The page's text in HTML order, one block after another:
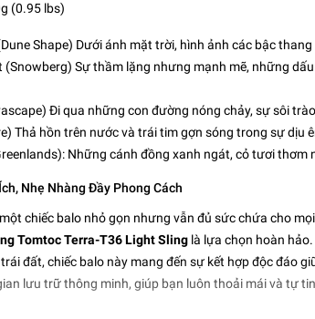
(0.95 lbs)
Shape) Dưới ánh mặt trời, hình ảnh các bậc
Sự thầm lặng nhưng mạnh mẽ, những
Đi qua những con đường nóng chảy, sự sôi
Thả hồn trên nước và trái tim gợn sóng trong sự dịu
Những cánh đồng xanh ngát, cỏ tươi thơm
Nhẹ Nhàng Đầy Phong Cách
chiếc balo nhỏ gọn nhưng vẫn đủ sức chứa cho
Tomtoc Terra-T36 Light Sling là lựa chọn hoàn
đất, chiếc balo này mang đến sự kết hợp độc đáo
lưu trữ thông minh, giúp bạn luôn thoải mái và tự